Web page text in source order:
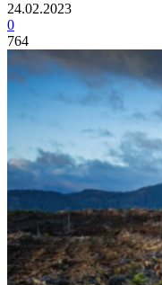
24.02.2023
0
764